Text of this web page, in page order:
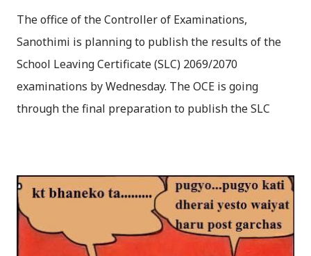
The office of the Controller of Examinations,
Sanothimi is planning to publish the results of the
School Leaving Certificate (SLC) 2069/2070
examinations by Wednesday. The OCE is going
through the final preparation to publish the SLC
which is being proofread. According to Deputy
Examination Controller Prahlad Aryal the verification
process will complete in a couple of days. Altogether
547,165 examines had appeared for the SLC exam.